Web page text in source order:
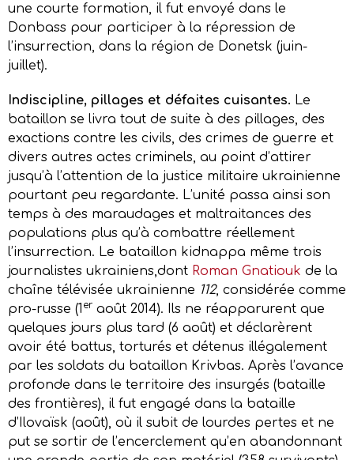
une courte formation, il fut envoyé dans le
Donbass pour participer à la répression de
l’insurrection, dans la région de Donetsk (juin-
juillet).
Indiscipline, pillages et défaites cuisantes. Le
bataillon se livra tout de suite à des pillages, des
exactions contre les civils, des crimes de guerre et
divers autres actes criminels, au point d’attirer
jusqu’à l’attention de la justice militaire ukrainienne
pourtant peu regardante. L’unité passa ainsi son
temps à des maraudages et maltraitances des
populations plus qu’à combattre réellement
l’insurrection. Le bataillon kidnappa même trois
journalistes ukrainiens,dont Roman Gnatiouk de la
chaîne télévisée ukrainienne 112, considérée comme
pro-russe (1 er août 2014). Ils ne réapparurent que
quelques jours plus tard (6 août) et déclarèrent
avoir été battus, torturés et détenus illégalement
par les soldats du bataillon Krivbas. Après l’avance
profonde dans le territoire des insurgés (bataille
des frontières), il fut engagé dans la bataille
d’Ilovaïsk (août), où il subit de lourdes pertes et ne
put se sortir de l’encerclement qu’en abandonnant